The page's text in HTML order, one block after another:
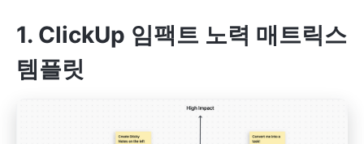
1. ClickUp 임팩트 노력 매트릭스
템플릿